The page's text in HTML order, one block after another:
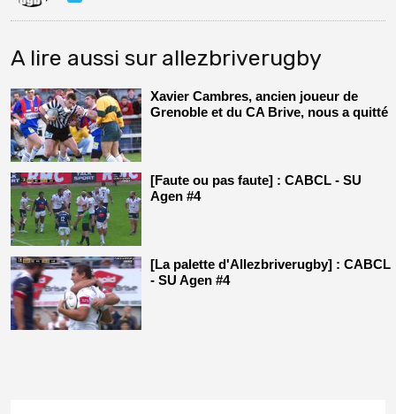
A lire aussi sur allezbriverugby
Xavier Cambres, ancien joueur de
Grenoble et du CA Brive, nous a quitté
[Faute ou pas faute] : CABCL - SU
Agen #4
[La palette d'Allezbriverugby] : CABCL
- SU Agen #4